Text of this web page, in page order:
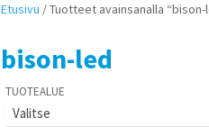
Etusivu / Tuotteet avainsanalla “bison-
bison-led
Valitse